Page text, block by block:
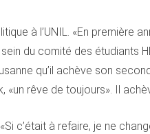
à l’UNIL. «En première
du comité des étudiants
qu’il achève son
rêve de toujours». Il
c’était à refaire, je ne